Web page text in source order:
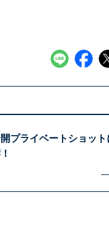
プライベートショット